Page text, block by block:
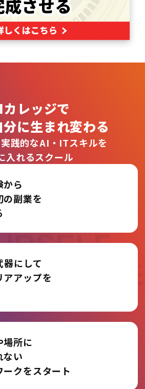
レッジで
に生まれ変わる
践的なAI・ITスキルを
入れるスクール
から
の副業を
器にして
アアップを
場所に
ない
ークをスタート